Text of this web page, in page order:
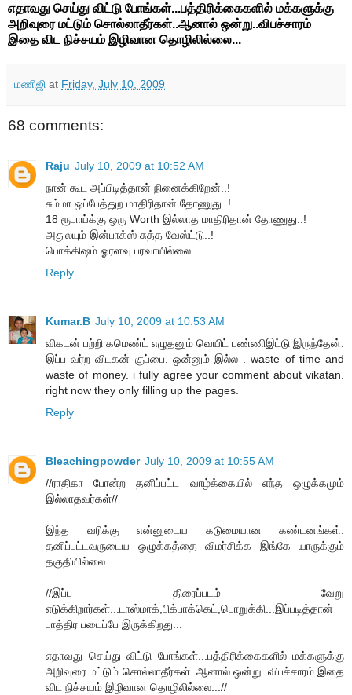
எதாவது செய்து விட்டு போங்கள்...பத்திரிக்கைகளில் மக்களுக்கு
அறிவுரை மட்டும் சொல்லாதீர்கள்..ஆனால் ஒன்று..விபச்சாரம்
இதை விட நிச்சயம் இழிவான தொழிலில்லை...
மணிஜி at Friday, July 10, 2009
68 comments:
Raju July 10, 2009 at 10:52 AM
நான் கூட அப்பிடித்தான் நினைக்கிறேன்..!
சும்மா ஒப்பேத்துற மாதிரிதான் தோணுது..!
18 ரூபாய்க்கு ஒரு Worth இல்லாத மாதிரிதான் தோணுது..!
அதுலயும் இன்பாக்ஸ் சுத்த வேஸ்ட்டு..!
பொக்கிஷம் ஓரளவு பரவாயில்லை..
Reply
Kumar.B July 10, 2009 at 10:53 AM
விகடன் பற்றி கமெண்ட் எழுதனும் வெயிட் பண்ணிஇட்டு இருந்தேன்.
இப்ப வர்ற விடகன் குப்பை. ஒன்னும் இல்ல . waste of time and
waste of money. i fully agree your comment about vikatan.
right now they only filling up the pages.
Reply
Bleachingpowder July 10, 2009 at 10:55 AM
//ராதிகா போன்ற தனிப்பட்ட வாழ்க்கையில் எந்த ஒழுக்கமும்
இல்லாதவர்கள்//
இந்த வரிக்கு என்னுடைய கடுமையான கண்டனங்கள்.
தனிப்பட்டவருடைய ஒழுக்கத்தை விமர்சிக்க இங்கே யாருக்கும்
தகுதியில்லை.
//இப்ப திரைப்படம் வேறு
எடுக்கிறார்கள்...டாஸ்மாக்,பிக்பாக்கெட்,பொறுக்கி...இப்படித்தான்
பாத்திர படைப்பே இருக்கிறது...
எதாவது செய்து விட்டு போங்கள்...பத்திரிக்கைகளில் மக்களுக்கு
அறிவுரை மட்டும் சொல்லாதீர்கள்..ஆனால் ஒன்று..விபச்சாரம் இதை
விட நிச்சயம் இழிவான தொழிலில்லை...//